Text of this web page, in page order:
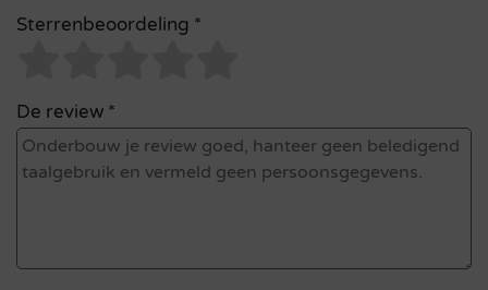
Sterrenbeoordeling *
De review *